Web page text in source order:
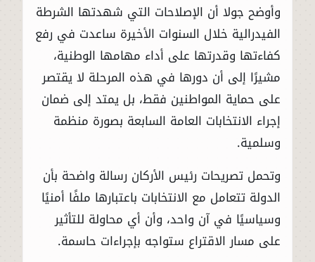
وأوضح جولا أن الإصلاحات التي شهدتها الشرطة
الفيدرالية خلال السنوات الأخيرة ساعدت في رفع
كفاءتها وقدرتها على أداء مهامها الوطنية،
مشيرًا إلى أن دورها في هذه المرحلة لا يقتصر
على حماية المواطنين فقط، بل يمتد إلى ضمان
إجراء الانتخابات العامة السابعة بصورة منظمة
وسلمية.
وتحمل تصريحات رئيس الأركان رسالة واضحة بأن
الدولة تتعامل مع الانتخابات باعتبارها ملفًا أمنيًا
وسياسيًا في آن واحد، وأن أي محاولة للتأثير
على مسار الاقتراع ستواجه بإجراءات حاسمة.